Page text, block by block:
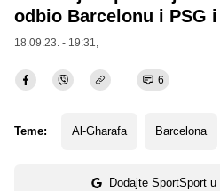
odbio Barcelonu i PSG
18.09.23. - 19:31,
6
Teme: Al-Gharafa Barcelona
Dodajte SportSport